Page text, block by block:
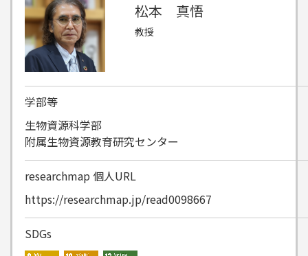
松本 真悟
教授
学部等
生物資源科学部
附属生物資源教育研究センター
researchmap 個人URL
https://researchmap.jp/read0098667
SDGs